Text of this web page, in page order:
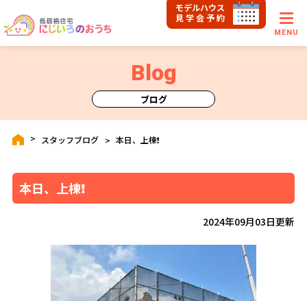
モデルハウス
見学会予約
MENU
ブログ
Blog
スタッフブログ 本日、上棟❗️
本日、上棟❗️
2024年09月03日更新